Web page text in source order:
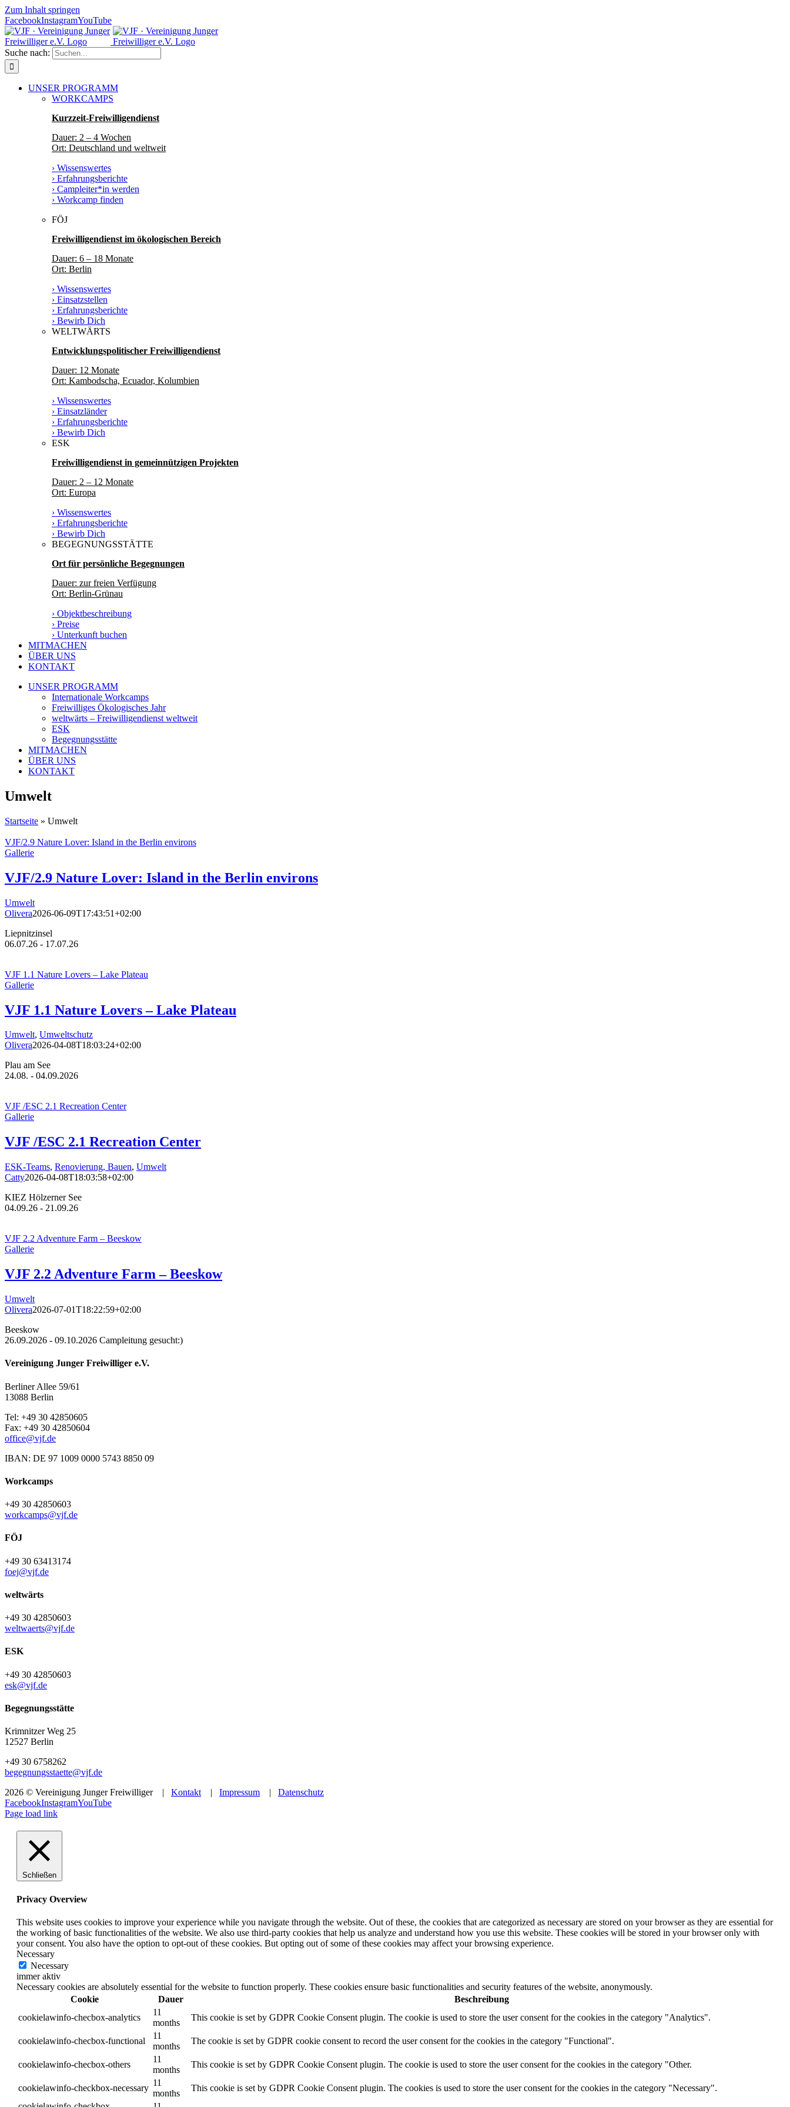
Zum Inhalt springen
FacebookInstagramYouTube
Suche nach:
UNSER PROGRAMM
WORKCAMPS
Kurzzeit-Freiwilligendienst
Dauer: 2 – 4 Wochen
Ort: Deutschland und weltweit
› Wissenswertes
› Erfahrungsberichte
› Campleiter*in werden
› Workcamp finden
FÖJ
Freiwilligendienst im ökologischen Bereich
Dauer: 6 – 18 Monate
Ort: Berlin
› Wissenswertes
› Einsatzstellen
› Erfahrungsberichte
› Bewirb Dich
WELTWÄRTS
Entwicklungspolitischer Freiwilligendienst
Dauer: 12 Monate
Ort: Kambodscha, Ecuador, Kolumbien
› Wissenswertes
› Einsatzländer
› Erfahrungsberichte
› Bewirb Dich
ESK
Freiwilligendienst in gemeinnützigen Projekten
Dauer: 2 – 12 Monate
Ort: Europa
› Wissenswertes
› Erfahrungsberichte
› Bewirb Dich
BEGEGNUNGSSTÄTTE
Ort für persönliche Begegnungen
Dauer: zur freien Verfügung
Ort: Berlin-Grünau
› Objektbeschreibung
› Preise
› Unterkunft buchen
MITMACHEN
ÜBER UNS
KONTAKT
UNSER PROGRAMM
Internationale Workcamps
Freiwilliges Ökologisches Jahr
weltwärts – Freiwilligendienst weltweit
ESK
Begegnungsstätte
MITMACHEN
ÜBER UNS
KONTAKT
Umwelt
Startseite » Umwelt
VJF/2.9 Nature Lover: Island in the Berlin environs
Gallerie
VJF/2.9 Nature Lover: Island in the Berlin environs
Umwelt
Olivera2026-06-09T17:43:51+02:00
Liepnitzinsel
06.07.26 - 17.07.26
VJF 1.1 Nature Lovers – Lake Plateau
Gallerie
VJF 1.1 Nature Lovers – Lake Plateau
Umwelt, Umweltschutz
Olivera2026-04-08T18:03:24+02:00
Plau am See
24.08. - 04.09.2026
VJF /ESC 2.1 Recreation Center
Gallerie
VJF /ESC 2.1 Recreation Center
ESK-Teams, Renovierung, Bauen, Umwelt
Catty2026-04-08T18:03:58+02:00
KIEZ Hölzerner See
04.09.26 - 21.09.26
VJF 2.2 Adventure Farm – Beeskow
Gallerie
VJF 2.2 Adventure Farm – Beeskow
Umwelt
Olivera2026-07-01T18:22:59+02:00
Beeskow
26.09.2026 - 09.10.2026 Campleitung gesucht:)
Vereinigung Junger Freiwilliger e.V.
Berliner Allee 59/61
13088 Berlin
Tel: +49 30 42850605
Fax: +49 30 42850604
office@vjf.de
IBAN: DE 97 1009 0000 5743 8850 09
Workcamps
+49 30 42850603
workcamps@vjf.de
FÖJ
+49 30 63413174
foej@vjf.de
weltwärts
+49 30 42850603
weltwaerts@vjf.de
ESK
+49 30 42850603
esk@vjf.de
Begegnungsstätte
Krimnitzer Weg 25
12527 Berlin
+49 30 6758262
begegnungsstaette@vjf.de
2026 © Vereinigung Junger Freiwilliger | Kontakt | Impressum | Datenschutz
FacebookInstagramYouTube
Page load link
Schließen
Privacy Overview
This website uses cookies to improve your experience while you navigate through the website. Out of these, the cookies that are categorized as necessary are stored on your browser as they are essential for
the working of basic functionalities of the website. We also use third-party cookies that help us analyze and understand how you use this website. These cookies will be stored in your browser only with
your consent. You also have the option to opt-out of these cookies. But opting out of some of these cookies may affect your browsing experience.
Necessary
Necessary
immer aktiv
Necessary cookies are absolutely essential for the website to function properly. These cookies ensure basic functionalities and security features of the website, anonymously.
Cookie
Dauer
Beschreibung
cookielawinfo-checbox-analytics
11
months
This cookie is set by GDPR Cookie Consent plugin. The cookie is used to store the user consent for the cookies in the category "Analytics".
cookielawinfo-checbox-functional
11
months
The cookie is set by GDPR cookie consent to record the user consent for the cookies in the category "Functional".
cookielawinfo-checbox-others
11
months
This cookie is set by GDPR Cookie Consent plugin. The cookie is used to store the user consent for the cookies in the category "Other.
cookielawinfo-checkbox-necessary
11
months
This cookie is set by GDPR Cookie Consent plugin. The cookies is used to store the user consent for the cookies in the category "Necessary".